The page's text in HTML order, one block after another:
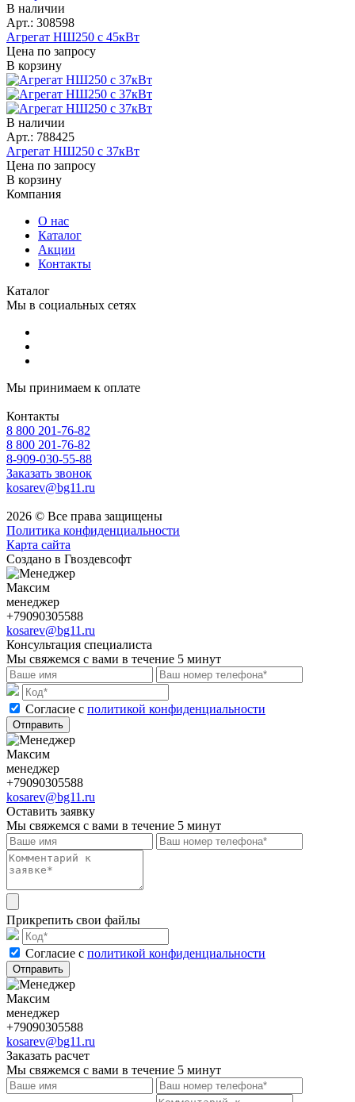
В наличии
Арт.: 308598
Агрегат НШ250 с 45кВт
Цена по запросу
В корзину
В наличии
Арт.: 788425
Агрегат НШ250 с 37кВт
Цена по запросу
В корзину
Компания
О нас
Каталог
Акции
Контакты
Каталог
Мы в социальных сетях
Мы принимаем к оплате
Контакты
8 800 201-76-82
8 800 201-76-82
8-909-030-55-88
Заказать звонок
kosarev@bg11.ru
2026 © Все права защищены
Политика конфиденциальности
Карта сайта
Создано в Гвоздевсофт
Максим
менеджер
+79090305588
kosarev@bg11.ru
Консультация специалиста
Мы свяжемся с вами в течение 5 минут
Cогласие с политикой конфиденциальности
Отправить
Максим
менеджер
+79090305588
kosarev@bg11.ru
Оставить заявку
Мы свяжемся с вами в течение 5 минут
Прикрепить свои файлы
Cогласие с политикой конфиденциальности
Отправить
Максим
менеджер
+79090305588
kosarev@bg11.ru
Заказать расчет
Мы свяжемся с вами в течение 5 минут